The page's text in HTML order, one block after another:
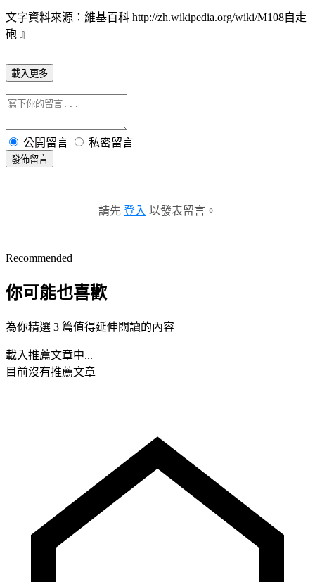
文字資料來源：維基百科 http://zh.wikipedia.org/wiki/M108自走
砲 』
載入更多
公開留言 私密留言
發佈留言
請先 登入 以發表留言。
Recommended
你可能也喜歡
為你精選 3 篇值得延伸閱讀的內容
載入推薦文章中...
目前沒有推薦文章